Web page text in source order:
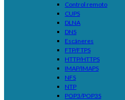
Control remoto
CUPS
DLNA
DNS
Escáneres
FTP/FTPS
HTTP/HTTPS
IMAP/IMAPS
NFS
NTP
POP3/POP3S